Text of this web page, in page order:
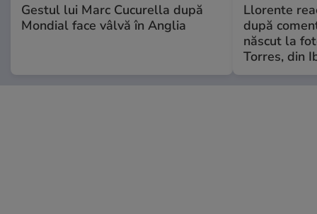
Gestul lui Marc Cucurella după
Mondial face vâlvă în Anglia
Llorente
după
născut la
Torres, din